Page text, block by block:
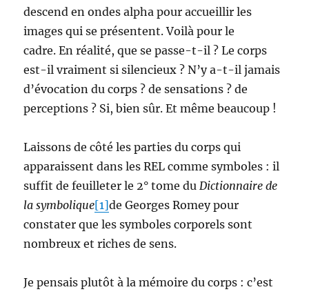
descend en ondes alpha pour accueillir les
images qui se présentent. Voilà pour le
cadre. En réalité, que se passe-t-il ? Le corps
est-il vraiment si silencieux ? N’y a-t-il jamais
d’évocation du corps ? de sensations ? de
perceptions ? Si, bien sûr. Et même beaucoup !
Laissons de côté les parties du corps qui
apparaissent dans les REL comme symboles : il
suffit de feuilleter le 2° tome duDictionnaire de
la symbolique[1]de Georges Romey pour
constater que les symboles corporels sont
nombreux et riches de sens.
Je pensais plutôt à la mémoire du corps : c’est